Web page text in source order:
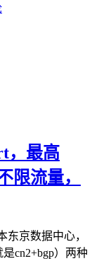
，最高
限流量，
东京数据中心，
cn2+bgp）两种